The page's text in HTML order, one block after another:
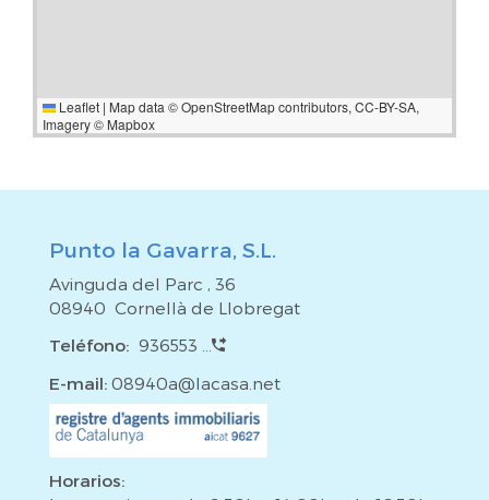
Leaflet | Map data ©OpenStreetMapcontributors, CC-BY-SA,
Imagery © Mapbox
Punto la Gavarra, S.L.
Avinguda del Parc , 36
08940 Cornellà de Llobregat
Teléfono: 936553 ...
E-mail: 08940a@lacasa.net
Horarios: